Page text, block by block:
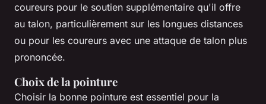
coureurs pour le soutien supplémentaire qu'il offre
au talon, particulièrement sur les longues distances
ou pour les coureurs avec une attaque de talon plus
prononcée.
Choix de la pointure
Choisir la bonne pointure est essentiel pour la